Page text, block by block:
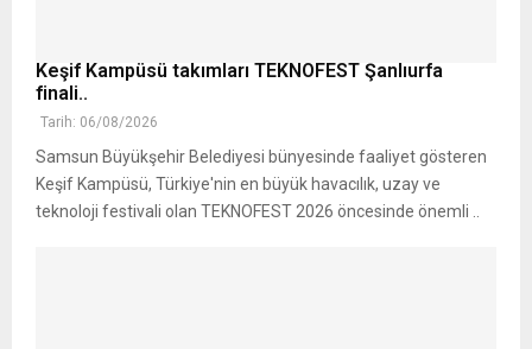
Keşif Kampüsü takımları TEKNOFEST Şanlıurfa
finali..
Tarih: 06/08/2026
Samsun Büyükşehir Belediyesi bünyesinde faaliyet gösteren
Keşif Kampüsü, Türkiye'nin en büyük havacılık, uzay ve
teknoloji festivali olan TEKNOFEST 2026 öncesinde önemli ..